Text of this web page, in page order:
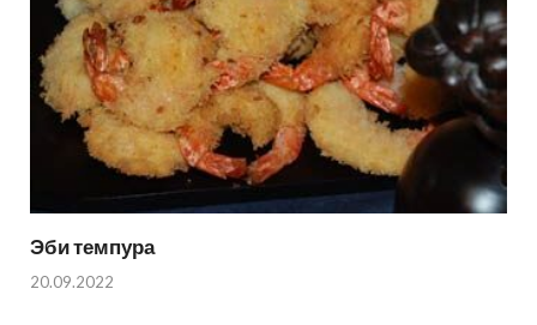
Эби темпура
20.09.2022